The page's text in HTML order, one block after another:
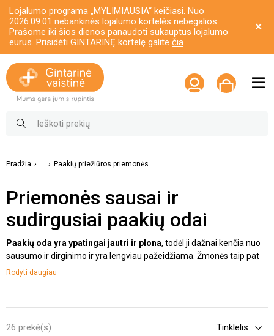
Lojalumo programa „MYLIMIAUSIA“ keičiasi. Nuo
2026.09.01 nebankinės lojalumo kortelės nebegalios.
Prašome iki šios dienos panaudoti sukauptus lojalumo
eurus. Prisidėti GINTARINĘ kortelę galite čia
Pradžia ... Paakių priežiūros priemonės
Priemonės sausai ir
sudirgusiai paakių odai
Paakių oda yra ypatingai jautri ir plona, todėl ji dažnai kenčia nuo
sausumo ir dirginimo ir yra lengviau pažeidžiama. Žmonės taip pat
dažnai susiduria su patinimu, smulkiomis raukšlelėmis ir tamsiais
paakių oda, kad išvengti sausumo ir sudirgimo bei kitų nemalonių
Rodyti daugiau
26 prekė(s)